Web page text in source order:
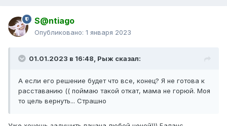
S@ntiago
Опубликовано: 1 января 2023
01.01.2023 в 16:48, Рыж сказал:
А если его решение будет что все, конец? Я не готова к
расставанию (( поймаю такой откат, мама не горюй. Моя
то цель вернуть... Страшно